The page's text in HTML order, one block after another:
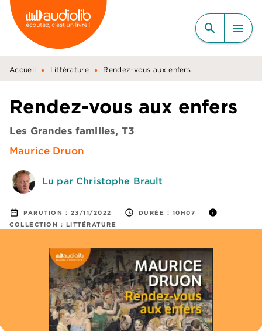
MENU RECHERCHE
CONTENU
PIED DE PAGE
search menu
Accueil • Littérature • Rendez-vous aux enfers
Rendez-vous aux enfers
Les Grandes familles, T3
Maurice Druon
Lu par Christophe Brault
date_range PARUTION : 23/11/2022 access_time DURÉE : 10H07 info
COLLECTION : LITTÉRATURE